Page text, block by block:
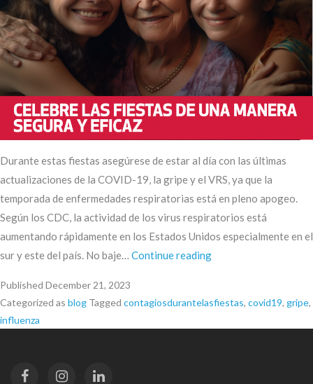
Durante estas fiestas asegúrese de estar al día con las últimas
actualizaciones de la COVID-19, la gripe y el VRS, ya que la
temporada de enfermedades respiratorias está en pleno apogeo.
Según los CDC, la actividad de los virus respiratorios está
aumentando rápidamente en los Estados Unidos especialmente en el
sur y este del país. No baje… Continue readingDisfrute
protegiéndose
Published December 21, 2023
Categorized as blog Tagged contagiosdurantelasfiestas, covid19, gripe,
influenza